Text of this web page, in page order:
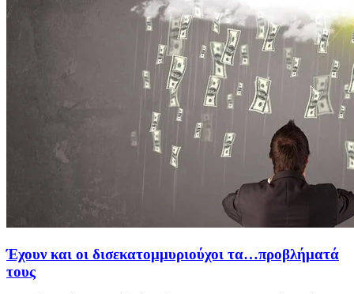
Έχουν και οι δισεκατομμυριούχοι τα…προβλήματά
τους